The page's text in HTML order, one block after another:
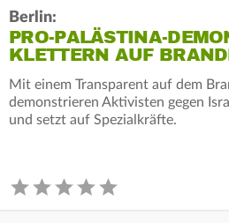
Berlin:
PRO-PALÄSTINA-
KLETTERN AUF
Mit einem Transparent auf dem
demonstrieren Aktivisten gegen
und setzt auf Spezialkräfte.